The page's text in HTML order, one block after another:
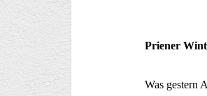
Priener
Was gestern